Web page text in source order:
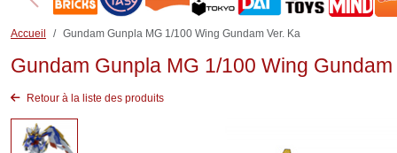
Accueil Gundam Gunpla MG 1/100 Wing Gundam Ver. Ka
Gundam Gunpla MG 1/100 Wing Gundam
Retour à la liste des produits